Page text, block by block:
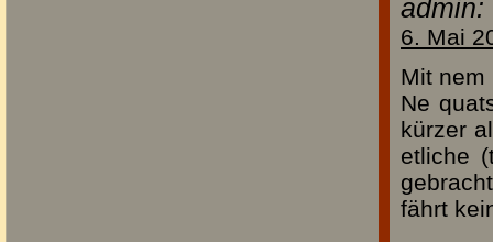
admin:
6. Mai
Mit nem
Ne
kürzer
etliche
fährt